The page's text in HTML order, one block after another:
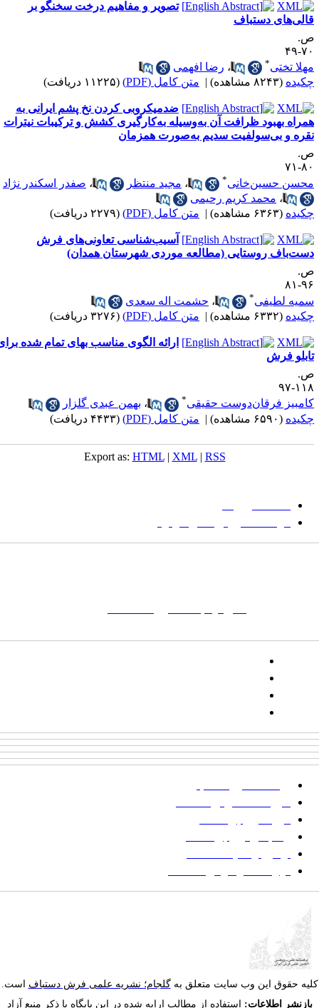
تصویر و مفاهیم درخت سخنگو بر
دستباف
۴۹
تختی
،رضا افهمی
(۸۲۴۳ مشاهده) | متن کامل (PDF) (۱۱۲۲۵ دریافت)
ضد‌میکروبی کردن نخ پشم ایرانی به
بهبود ظرافت آن به‌وسیله به‌کارگیری کشش و ترکیبات نیترات
و بی‌سولفیت سدیم به‌صورت همزمان
۷۱
حسین‌خانی
،مجید منتظر ،صفدر اسکندر نژاد
،محمد کریم رحیمی
(۶۳۶۳ مشاهده) | متن کامل (PDF) (۲۲۷۹ دریافت)
آسیب‌شناسی تعاونی‌های فرش
روستایی (مطالعه موردی شهرستان همدان)
۸۱
لطیفی
،حشمت اله سعدی
(۶۳۳۲ مشاهده) | متن کامل (PDF) (۳۲۷۶ دریافت)
ارائه الگوی مناسب بهای تمام شده برای
فرش
۹۷
فرقان‌دوست حقیقی
،بهمن عبدی گلزار
(۶۵۹۰ مشاهده) | متن کامل (PDF) (۴۴۳۳ دریافت)
Export as:HTML |XML|RSS
دانشگاه بیرجند
مؤسسه آموزش عالی فردوس
تلفن:
شماره همراه: ۰۹۳۹۳۸۵۵۵۴۴
پیامک: ۱۰۰۰۹۵۴۶۸۹۲۳۱۵
ایمیل:
پرداخت صورتحساب
شیوه‌نامه نگارش مقالات
فرایند ارزیابی مقاله
زمانبندی ارزیابی مقاله
توضیح وضعیت مقالات
فهرست موضوعی مقاله‌ها
حقوق این وب سایت متعلق بهگلجام؛ نشریه علمی فرش دستبافاست.
اطلاعات:استفاده از مطالب ارایه شده در این پایگاه با ذکر منبع آزاد